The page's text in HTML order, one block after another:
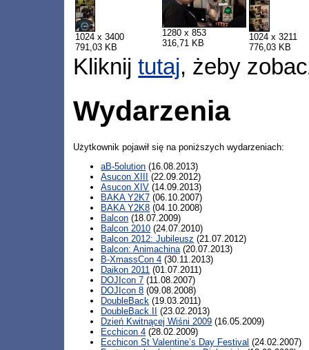
1024 x 3400
791,03 KB
1280 x 853
316,71 KB
1024 x 3211
776,03 KB
Kliknijtutaj, żeby
Wydarzenia
Użytkownik pojawił się na poniższych wydarzeniach:
aB-5olution (16.08.2013)
Asucon XIII
(22.09.2012)
Asucon XIV (14.09.2013)
BAKA Y2K7 (06.10.2007)
BAKA Y2K8 (04.10.2008)
Balcon (18.07.2009)
Balcon 2010 (24.07.2010)
Balcon 2012: Jubileusz (21.07.2012)
Balcon: Animachina(20.07.2013)
B-XmassCon 4 (30.11.2013)
Daikon 2011 (01.07.2011)
DOJIcon 7 (11.08.2007)
DOJIcon 8 (09.08.2008)
DoubleBack (19.03.2011)
DoubleBack II
(23.02.2013)
Dzień Kwitnącej Wiśni 2009 (16.05.2009)
Ecchicon 4 (28.02.2009)
Ecchicon St Valentine’s Day Festival (24.02.2007)